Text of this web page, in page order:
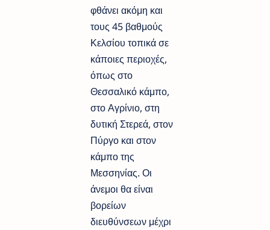
φθάνει ακόμη και
τους 45 βαθμούς
Κελσίου τοπικά σε
κάποιες περιοχές,
όπως στο
Θεσσαλικό κάμπο,
στο Αγρίνιο, στη
δυτική Στερεά, στον
Πύργο και στον
κάμπο της
Μεσσηνίας. Οι
άνεμοι θα είναι
βορείων
διευθύνσεων μέχρι